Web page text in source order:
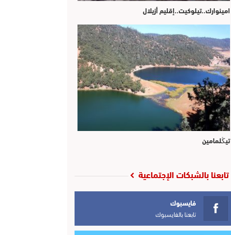
امينوارك..تيلوكيت..إقليم أزيلال
تيڭلمامين
تابعنا بالشبكات الإجتماعية
فايسبوك
تابعنا بالفايسبوك